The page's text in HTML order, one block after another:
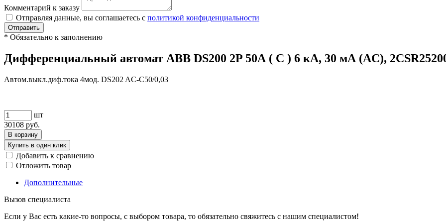
Комментарий к заказу
Отправляя данные, вы соглашаетесь с политикой конфиденциальности
Отправить
* Обязательно к заполнению
Дифференциальный автомат ABB DS200 2P 50А ( C ) 6 кА, 30 мА (AC),
Автом.выкл.диф.тока 4мод. DS202 AC-C50/0,03
шт
30108 руб.
В корзину
Купить в один клик
Добавить к сравнению
Отложить товар
Дополнительные
Вызов специалиста
Если у Вас есть какие-то вопросы, с выбором товара, то обязательно свяжитесь с нашим специалистом!